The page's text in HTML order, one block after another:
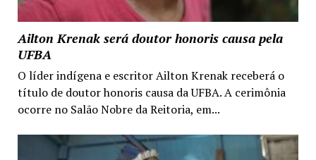
Ailton Krenak será doutor honoris causa pela
UFBA
O líder indígena e escritor Ailton Krenak receberá o
título de doutor honoris causa da UFBA. A cerimônia
ocorre no Salão Nobre da Reitoria, em...